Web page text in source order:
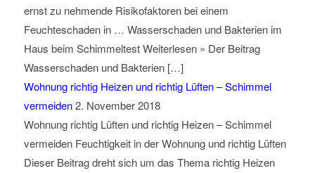
ernst zu nehmende Risikofaktoren bei einem
Feuchteschaden in … Wasserschaden und Bakterien im
Haus beim Schimmeltest Weiterlesen » Der Beitrag
Wasserschaden und Bakterien […]
Wohnung richtig Heizen und richtig Lüften – Schimmel
vermeiden 2. November 2018
Wohnung richtig Lüften und richtig Heizen – Schimmel
vermeiden Feuchtigkeit in der Wohnung und richtig Lüften
Dieser Beitrag dreht sich um das Thema richtig Heizen